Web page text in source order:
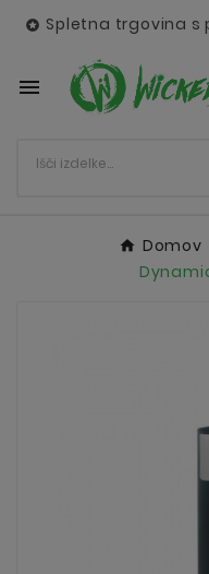
 Spletna trgovina

Domov